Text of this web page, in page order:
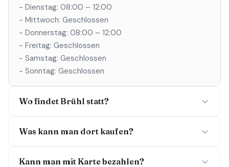
- Dienstag: 08:00 – 12:00
- Mittwoch: Geschlossen
- Donnerstag: 08:00 – 12:00
- Freitag: Geschlossen
- Samstag: Geschlossen
- Sonntag: Geschlossen
Wo findet Brühl statt?
Was kann man dort kaufen?
Kann man mit Karte bezahlen?